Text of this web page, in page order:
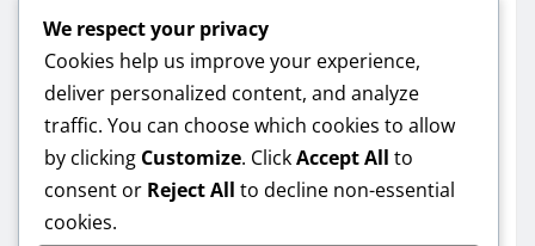
kiemas apšviestas“
(LED sistema ir
valdymas)
Jei norite, kad kiemas būtų patogus visą sezoną,
We respect your privacy
Cookies help us improve your experience,
deliver personalized content, and analyze
traffic. You can choose which cookies to allow
by clicking Customize. ClickAccept All to
consent or Reject All to decline non-essential
cookies.